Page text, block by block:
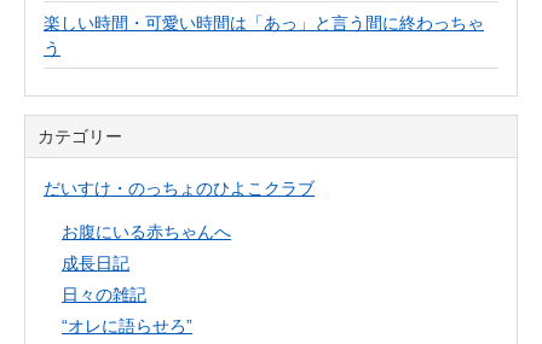
楽しい時間・可愛い時間は「あっ」と言う間に終わっちゃ
う
カテゴリー
だいすけ・のっちょのひよこクラブ
お腹にいる赤ちゃんへ
成長日記
日々の雑記
“オレに語らせろ”